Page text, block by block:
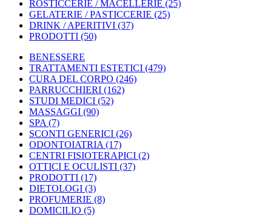
ROSTICCERIE / MACELLERIE (25)
GELATERIE / PASTICCERIE (25)
DRINK / APERITIVI (37)
PRODOTTI (50)
BENESSERE
TRATTAMENTI ESTETICI (479)
CURA DEL CORPO (246)
PARRUCCHIERI (162)
STUDI MEDICI (52)
MASSAGGI (90)
SPA (7)
SCONTI GENERICI (26)
ODONTOIATRIA (17)
CENTRI FISIOTERAPICI (2)
OTTICI E OCULISTI (37)
PRODOTTI (17)
DIETOLOGI (3)
PROFUMERIE (8)
DOMICILIO (5)